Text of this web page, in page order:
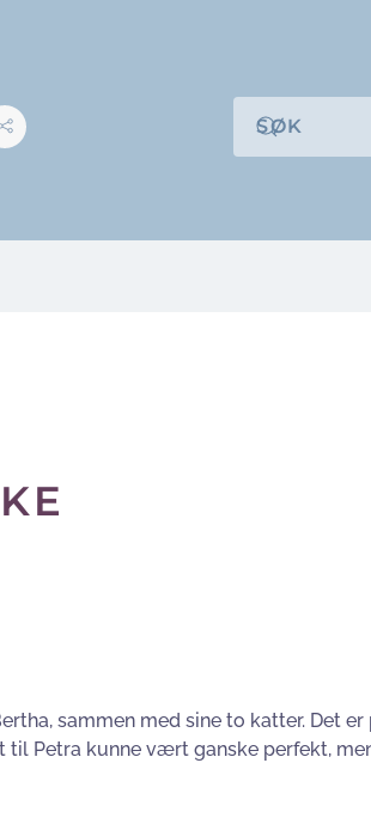
sammen med sine to katter. Det
til Petra kunne vært ganske perfekt,